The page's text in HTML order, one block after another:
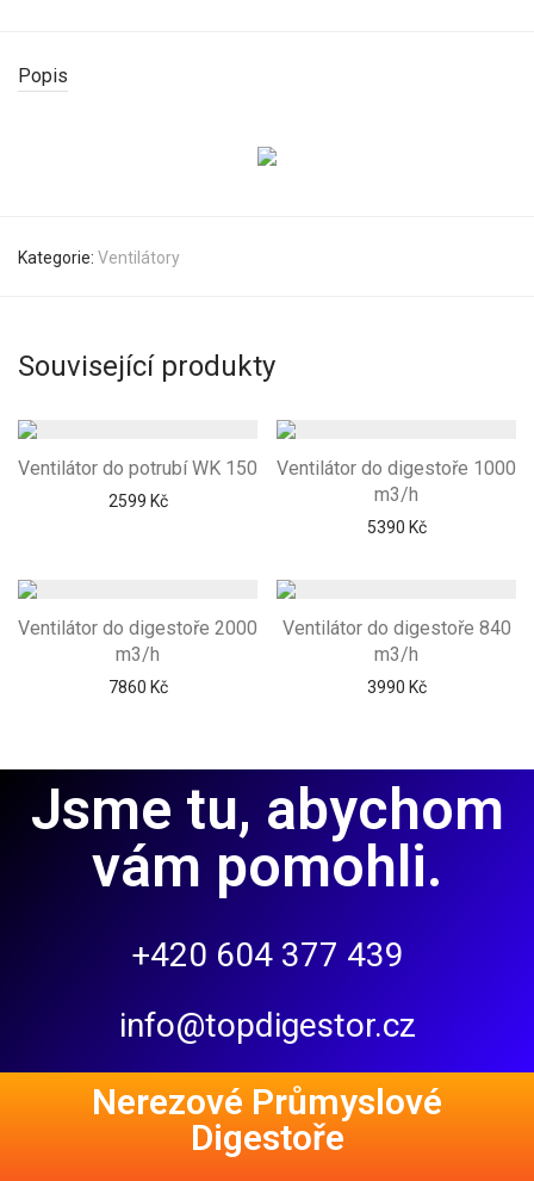
Popis
Kategorie: Ventilátory
Související produkty
Ventilátor do potrubí WK 150
2599 Kč
Ventilátor do digestoře 1000
m3/h
5390 Kč
Ventilátor do digestoře 2000
m3/h
7860 Kč
Ventilátor do digestoře 840
m3/h
3990 Kč
Jsme tu, abychom
vám pomohli.
+420 604 377 439
info@topdigestor.cz
Nerezové Průmyslové
Digestoře